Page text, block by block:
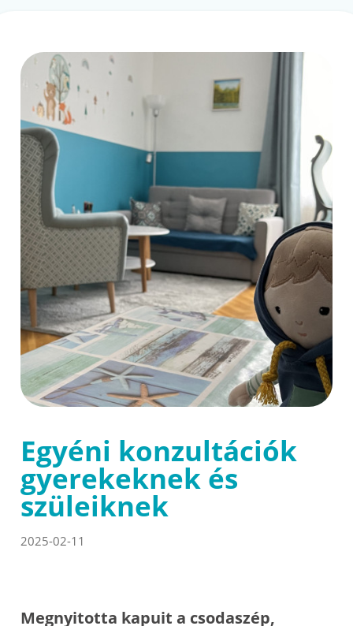
Egyéni konzultációk
gyerekeknek és
szüleiknek
2025-02-11
Megnyitotta kapuit a csodaszép,